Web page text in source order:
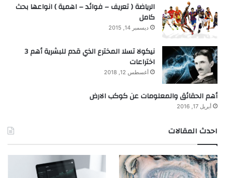
الرياضة ( تعريف – فوائد – اهمية ) انواعها بحث
كامل
ديسمبر 14, 2015
نيكولا تسلا المخترع الذي قدم للبشرية أهم 3
اختراعات
أغسطس 12, 2018
أهم الحقائق والمعلومات عن كوكب الارض
أبريل 17, 2016
احدث المقالات